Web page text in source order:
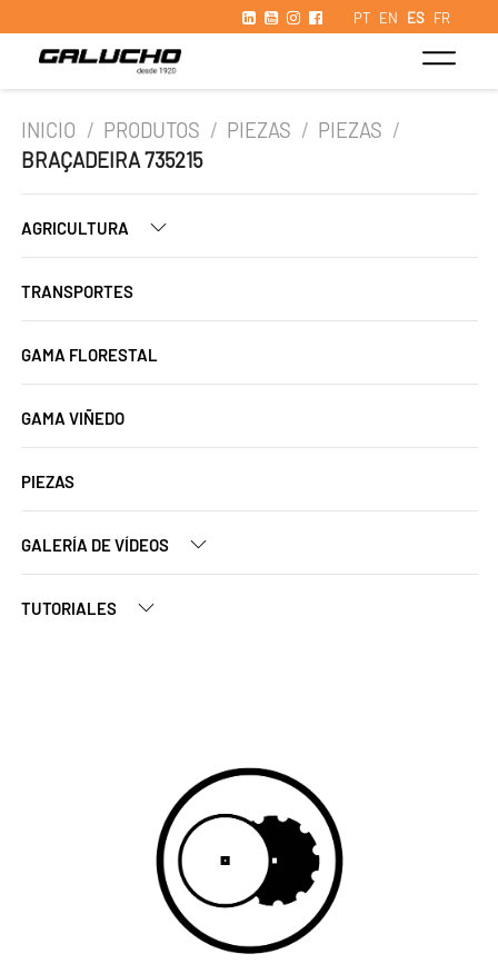
PT EN ES FR
INICIO / PRODUTOS / PIEZAS / PIEZAS /
BRAÇADEIRA 735215
AGRICULTURA
TRANSPORTES
GAMA FLORESTAL
GAMA VIÑEDO
PIEZAS
GALERÍA DE VÍDEOS
TUTORIALES